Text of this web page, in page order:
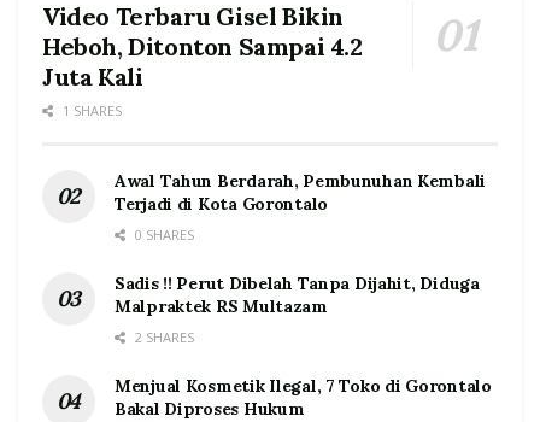
Video Terbaru Gisel Bikin
Heboh, Ditonton Sampai 4.2
Juta Kali
1 SHARES
Awal Tahun Berdarah, Pembunuhan Kembali
Terjadi di Kota Gorontalo
0 SHARES
Sadis !! Perut Dibelah Tanpa Dijahit, Diduga
Malpraktek RS Multazam
2 SHARES
Menjual Kosmetik Ilegal, 7 Toko di Gorontalo
Bakal Diproses Hukum